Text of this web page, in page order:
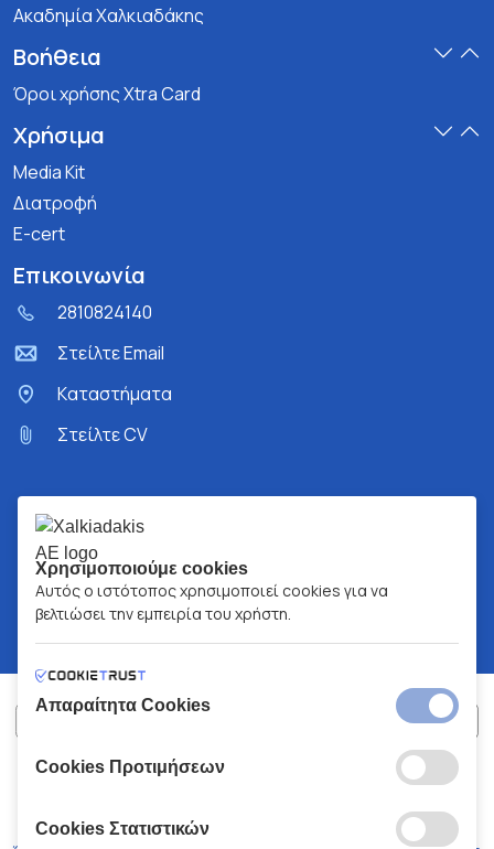
Ακαδημία Χαλκιαδάκης
Βοήθεια
Όροι χρήσης Xtra Card
Χρήσιμα
Media Kit
Διατροφή
E-cert
Επικοινωνία
2810824140
Στείλτε Email
Kαταστήματα
Στείλτε CV
ΧΑΛΚΙΑΔΑΚΗΣ Α.Ε.
Χρησιμοποιούμε cookies
Αυτός ο ιστότοπος χρησιμοποιεί cookies για να
βελτιώσει την εμπειρία του χρήστη.
Απαραίτητα Cookies
Cookies Προτιμήσεων
Cookies Στατιστικών